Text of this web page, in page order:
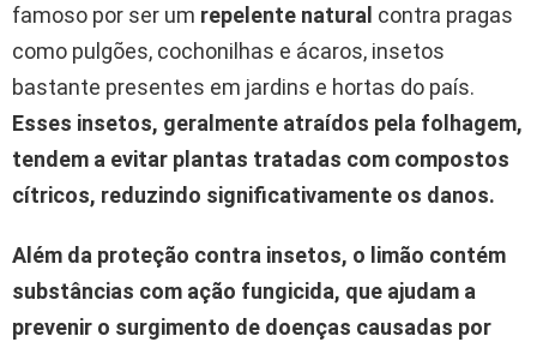
famoso por ser um repelente natural contra pragas
como pulgões, cochonilhas e ácaros, insetos
bastante presentes em jardins e hortas do país.
Esses insetos, geralmente atraídos pela folhagem,
tendem a evitar plantas tratadas com compostos
cítricos, reduzindo significativamente os danos.
Além da proteção contra insetos, o limão contém
substâncias com ação fungicida, que ajudam a
prevenir o surgimento de doenças causadas por